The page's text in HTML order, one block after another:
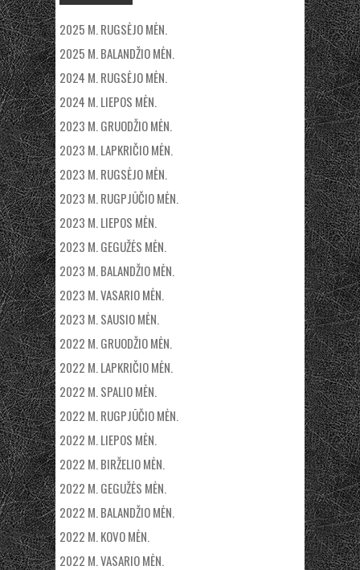
2025 M. RUGSĖJO MĖN.
2025 M. BALANDŽIO MĖN.
2024 M. RUGSĖJO MĖN.
2024 M. LIEPOS MĖN.
2023 M. GRUODŽIO MĖN.
2023 M. LAPKRIČIO MĖN.
2023 M. RUGSĖJO MĖN.
2023 M. RUGPJŪČIO MĖN.
2023 M. LIEPOS MĖN.
2023 M. GEGUŽĖS MĖN.
2023 M. BALANDŽIO MĖN.
2023 M. VASARIO MĖN.
2023 M. SAUSIO MĖN.
2022 M. GRUODŽIO MĖN.
2022 M. LAPKRIČIO MĖN.
2022 M. SPALIO MĖN.
2022 M. RUGPJŪČIO MĖN.
2022 M. LIEPOS MĖN.
2022 M. BIRŽELIO MĖN.
2022 M. GEGUŽĖS MĖN.
2022 M. BALANDŽIO MĖN.
2022 M. KOVO MĖN.
2022 M. VASARIO MĖN.